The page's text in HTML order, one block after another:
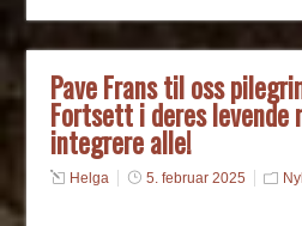
Pave Frans til oss
Fortsett i deres levende
integrere alle!
Helga 5. februar 2025